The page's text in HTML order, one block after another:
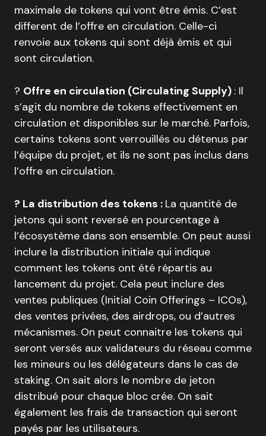
maximale de tokens qui vont être émis. C’est
different de l’offre en circulation. Celle-ci
renvoie aux tokens qui sont déjà émis et qui
sont circulation.
? Offre en circulation (Circulating Supply) : Il
s’agit du nombre de tokens effectivement en
circulation et disponibles sur le marché. Parfois,
certains tokens sont verrouillés ou détenus par
l’équipe du projet, et ils ne sont pas inclus dans
l’offre en circulation.
? La distribution des tokens : La quantité de
jetons qui sont reversé en pourcentage à
l’écosystème dans son ensemble. On peut aussi
inclure la distribution initiale qui indique
comment les tokens ont été répartis au
lancement du projet. Cela peut inclure des
ventes publiques (Initial Coin Offerings – ICOs),
des ventes privées, des airdrops, ou d’autres
mécanismes. On peut connaitre les tokens qui
seront versés aux validateurs du réseau comme
les mineurs ou les délégateurs dans le cas de
staking. On sait alors le nombre de jeton
distribué pour chaque bloc crée. On sait
également les frais de transaction qui seront
payés par les utilisateurs.